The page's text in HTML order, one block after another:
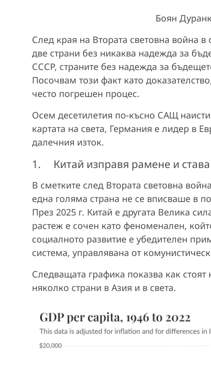
y
V
i
d
e
Боян
След края на Втората световна война
две страни без никаква надежда за
СССР, страните без надежда за
Посочвам този факт като
често погрешен процес.
Осем десетилетия по-късно САЩ
картата на света, Германия е лидер в
далечния изток.
1. Китай изправя рамене и става
В сметките след Втората световна
една голяма страна не се вписваше в
През 2025 г. Китай е другата Велика
растеж е сочен като феноменален,
социалното развитие е убедителен
система, управлявана от
Следващата графика показва как
няколко страни в Азия и в света.